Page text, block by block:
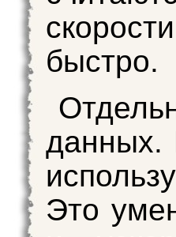
быстро.
данных.
Это